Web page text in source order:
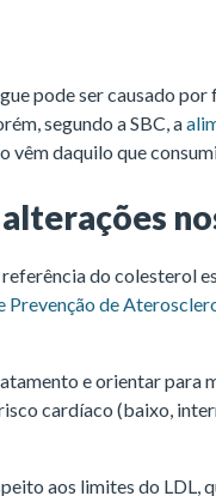
pode ser causado
segundo a SBC, a
vêm daquilo que
do colesterol
Prevenção de
e orientar para
cardíaco (baixo,
aos limites do LDL,